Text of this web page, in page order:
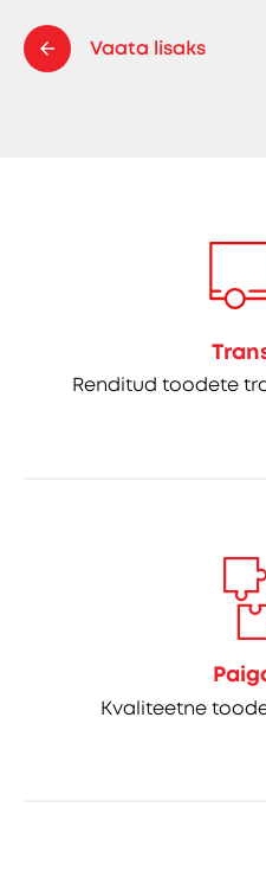
Vaata lisaks
Renditud toodete
Kvaliteetne